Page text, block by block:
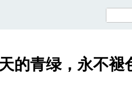
的青绿，永不褪